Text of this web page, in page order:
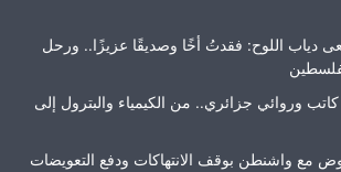
دياب اللوح: فقدتُ أخًا وصديقًا عزيزًا.. ورحل
وروائي جزائري.. من الكيمياء والبترول إلى
مع واشنطن بوقف الانتهاكات ودفع التعويضات